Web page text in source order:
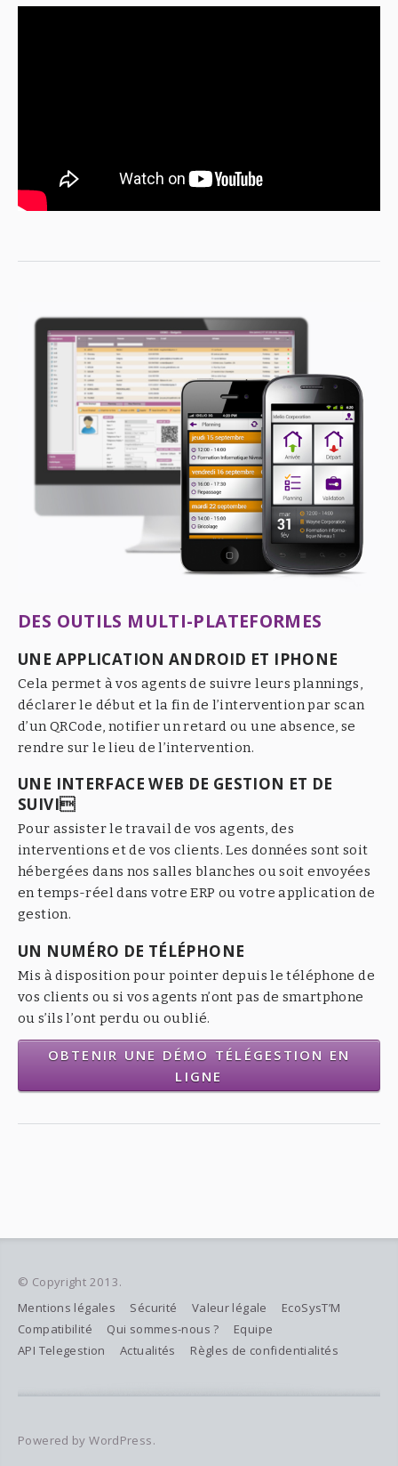
DES OUTILS MULTI-PLATEFORMES
UNE APPLICATION ANDROID ET IPHONE
Cela permet à vos agents de suivre leurs plannings,
déclarer le début et la fin de l’intervention par scan
d’un QRCode, notifier un retard ou une absence, se
rendre sur le lieu de l’intervention.
UNE INTERFACE WEB DE GESTION ET DE
SUIVI
Pour assister le travail de vos agents, des
interventions et de vos clients. Les données sont soit
hébergées dans nos salles blanches ou soit envoyées
en temps-réel dans votre ERP ou votre application de
gestion.
UN NUMÉRO DE TÉLÉPHONE
Mis à disposition pour pointer depuis le téléphone de
vos clients ou si vos agents n’ont pas de smartphone
ou s’ils l’ont perdu ou oublié.
OBTENIR UNE DÉMO TÉLÉGESTION EN
LIGNE
© Copyright 2013.
Mentions légales
Sécurité Valeur légale
EcoSysT’M
Compatibilité
Qui sommes-nous ?
Equipe
API Telegestion
Actualités Règles de confidentialités
Powered by WordPress.